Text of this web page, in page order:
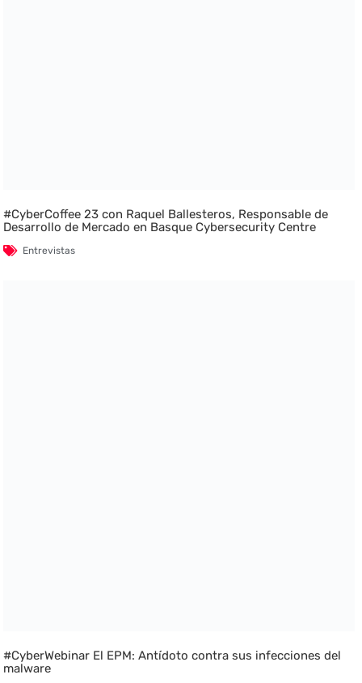
#CyberCoffee 23 con Raquel Ballesteros, Responsable de
Desarrollo de Mercado en Basque Cybersecurity Centre
Entrevistas
#CyberWebinar El EPM: Antídoto contra sus infecciones del
malware